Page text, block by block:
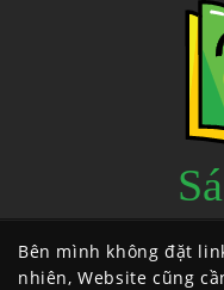
Bên mình không đặt
nhiên, Website cũng